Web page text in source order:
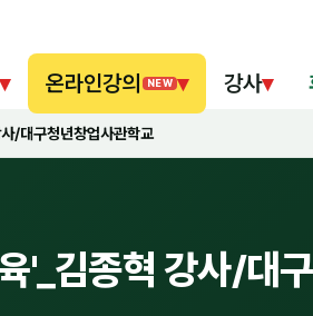
▾ 온라인강의 NEW ▾ 강사▾
/대구청년창업사관학교
'_김종혁 강사/대